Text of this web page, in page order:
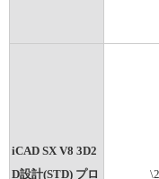
iCAD SX V8 3D2
D設計(STD) プロ